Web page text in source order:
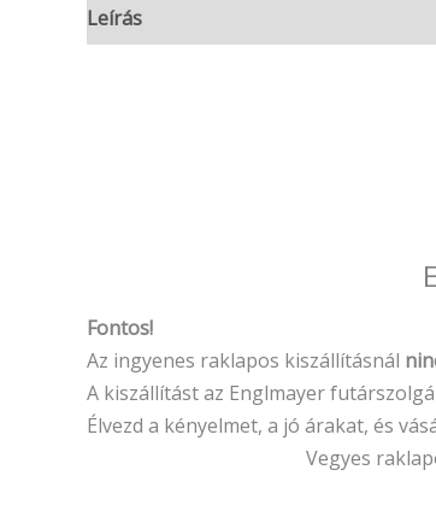
Leírás
Fontos!
Az ingyenes raklapos kiszállításnál
A kiszállítást az Englmayer
Élvezd a kényelmet, a jó árakat, és
Vegyes